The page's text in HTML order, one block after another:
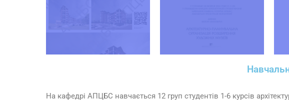
На кафедрі АПЦБС навчається 12 груп студентів 1-6 курсів